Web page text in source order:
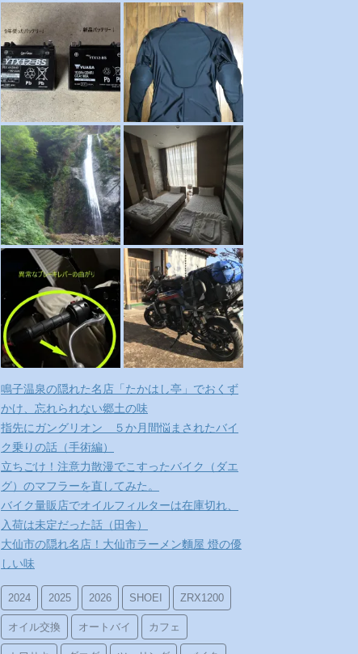
鳴子温泉の隠れた名店「たかはし亭」でおくず
かけ、忘れられない郷土の味
指先にガングリオン ５か月間悩まされたバイ
ク乗りの話（手術編）
立ちごけ！注意力散漫でこすったバイク（ダエ
グ）のマフラーを直してみた。
バイク量販店でオイルフィルターは在庫切れ、
入荷は未定だった話（田舎）
大仙市の隠れ名店！大仙市ラーメン麵屋 燈の優
しい味
2024 2025 2026 SHOEI ZRX1200
オイル交換 オートバイ カフェ